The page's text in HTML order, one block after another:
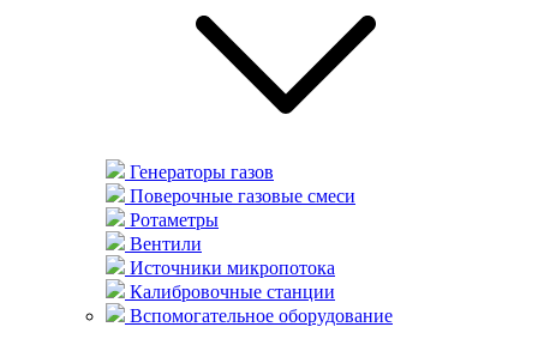
Генераторы газов
Поверочные газовые смеси
Ротаметры
Вентили
Источники микропотока
Калибровочные станции
Вспомогательное оборудование